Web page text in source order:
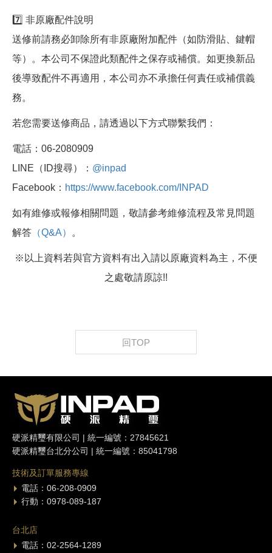
7️⃣ 非原廠配件說明
送修前請務必卸除所有非原廠附加配件（如防滑貼、鍵帽
等）。本公司不保證此類配件之保存或補償。如更換新品
後導致配件不再適用，本公司亦不承擔任何責任或補償義
務。
若您需要送修商品，請透過以下方式聯繫我們：
電話：06-2080909
LINE（ID搜尋）： @inpad
Facebook： https://www.facebook.com/INPAD
如有維修或報修相關問題，敬請參考維修流程及常見問題
解答 （Q&A） 。
※以上資料若與官方資料有出入請以原廠資料為主，不便
之處敬請原諒!!
回TOP
硬派精璽有限公司 | 統一編號：27845621
硬派精璽台北分公司 | 統一編號：85041798
技術及訂單服務專線
電話：06-208-0909
行動：0978-089-187
台北店
電話：02-2564-1289